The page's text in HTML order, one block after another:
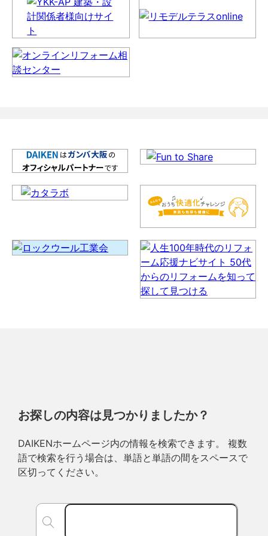
お探しの内容は見つかりましたか？
DAIKENホームページ内の情報を検索できます。 複数
語で検索を行う場合は、単語と単語の間をスペースで
区切ってください。